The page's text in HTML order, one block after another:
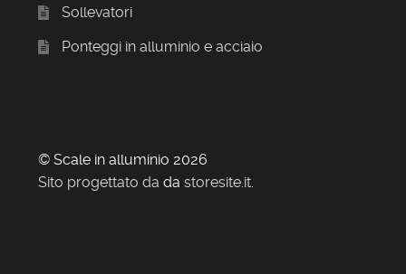
Sollevatori
Ponteggi in alluminio e acciaio
© Scale in alluminio 2026
Sito progettato da da storesite.it.